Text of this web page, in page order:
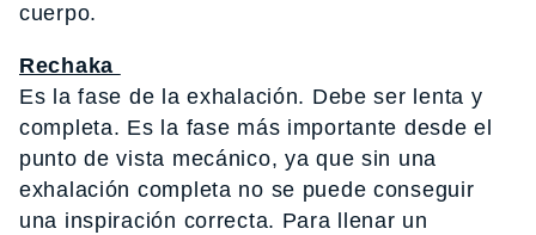
cuerpo.
Rechaka
Es la fase de la exhalación. Debe ser lenta y
completa. Es la fase más importante desde el
punto de vista mecánico, ya que sin una
exhalación completa no se puede conseguir
una inspiración correcta. Para llenar un